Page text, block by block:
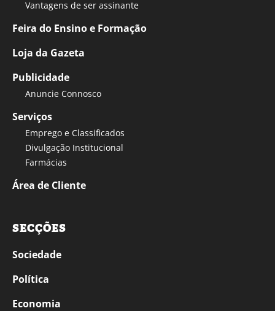
Vantagens de ser assinante
Feira do Ensino e Formação
Loja da Gazeta
Publicidade
Anuncie Connosco
Serviços
Emprego e Classificados
Divulgação Institucional
Farmácias
Área de Cliente
SECÇÕES
Sociedade
Política
Economia